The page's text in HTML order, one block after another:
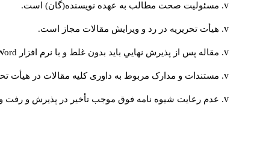
مسئوليت صحت مطالب به عهده نويسنده(گان) است.
هيأت تحريريه در رد و ويرايش مقالات مجاز است.
مقاله پس از پذيرش نهايي باید بدون غلط و با نرم افزار
مستندات و مدارک مربوط به داوری کلیه مقالات در هیأت
عدم رعایت شیوه نامه فوق موجب تأخیر در پذیرش و رفت